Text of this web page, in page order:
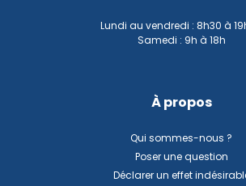
Lundi au vendredi : 8h30 à
Samedi : 9h à 18h
À propos
Qui sommes-nous ?
Poser une question
Déclarer un effet